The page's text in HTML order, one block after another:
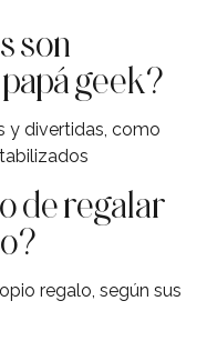
son
geek?
y divertidas, como
de regalar
regalo, según sus